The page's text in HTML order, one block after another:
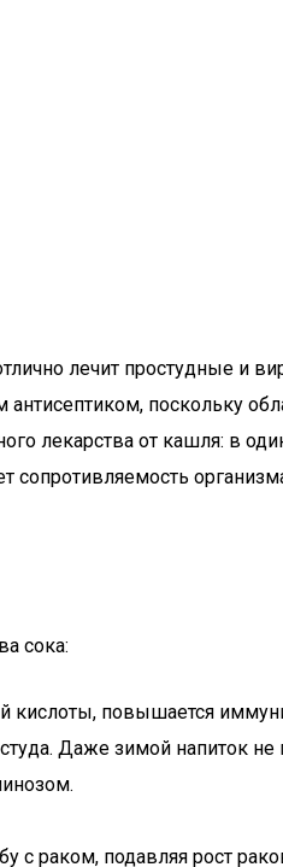
лечит простудные и
поскольку
лекарства от кашля: в
сока:
кислоты, повышается
Даже зимой напиток
с раком, подавляя рост